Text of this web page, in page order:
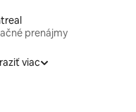
prenájmy
viac